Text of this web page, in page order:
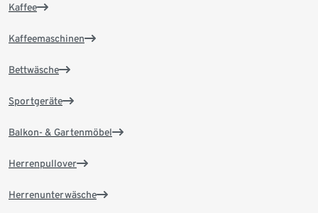
Kaffee
Kaffeemaschinen
Bettwäsche
Sportgeräte
Balkon- & Gartenmöbel
Herrenpullover
Herrenunterwäsche